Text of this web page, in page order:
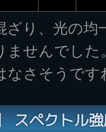
ざり、光の
ませんでし
なさそうです
スペクトル